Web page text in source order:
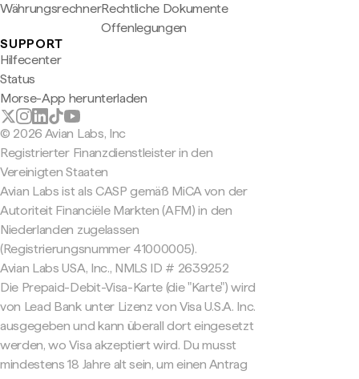
WährungsrechnerRechtliche Dokumente
Offenlegungen
SUPPORT
Hilfecenter
Status
Morse-App herunterladen
© 2026 Avian Labs, Inc
Registrierter Finanzdienstleister in den
Vereinigten Staaten
Avian Labs ist als CASP gemäß MiCA von der
Autoriteit Financiële Markten (AFM) in den
Niederlanden zugelassen
(Registrierungsnummer 41000005).
Avian Labs USA, Inc., NMLS ID # 2639252
Die Prepaid-Debit-Visa-Karte (die "Karte") wird
von Lead Bank unter Lizenz von Visa U.S.A. Inc.
ausgegeben und kann überall dort eingesetzt
werden, wo Visa akzeptiert wird. Du musst
mindestens 18 Jahre alt sein, um einen Antrag